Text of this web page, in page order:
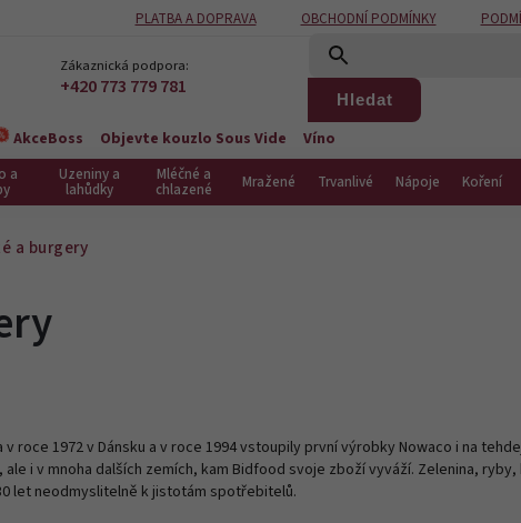
PLATBA A DOPRAVA OBCHODNÍ PODMÍNKY
Zákaznická podpora:
+420 773 779 781 Hledat
AkceBoss Objevte kouzlo Sous Vide Víno
a Uzeniny a
lahůdky
Mléčné a
chlazené Mražené Trvanlivé Nápoje Koření
a burgery
roce 1972 v Dánsku a v roce 1994 vstoupily první výrobky Nowaco i na
ale i v mnoha dalších zemích, kam Bidfood svoje zboží vyváží. Zelenina,
let neodmyslitelně k jistotám spotřebitelů.